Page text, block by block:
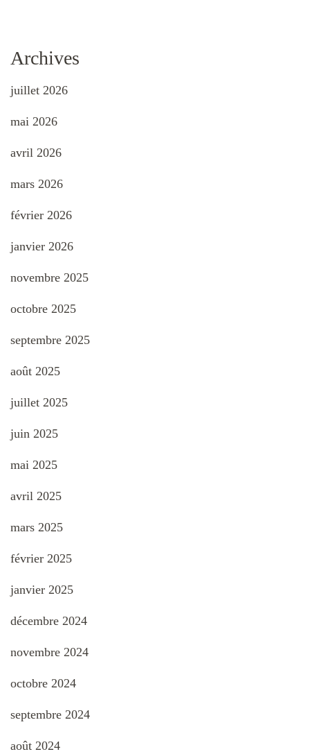
Archives
juillet 2026
mai 2026
avril 2026
mars 2026
février 2026
janvier 2026
novembre 2025
octobre 2025
septembre 2025
août 2025
juillet 2025
juin 2025
mai 2025
avril 2025
mars 2025
février 2025
janvier 2025
décembre 2024
novembre 2024
octobre 2024
septembre 2024
août 2024